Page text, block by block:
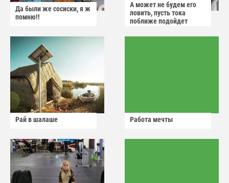
Да были же сосиски, я ж
помню!!
А может не будем его
ловить, пусть тока
поближе подойдет
Рай в шалаше Работа мечты